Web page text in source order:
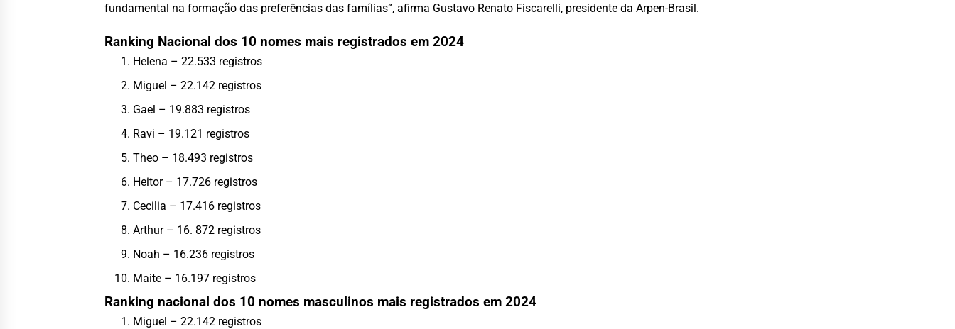
fundamental na formação das preferências das famílias”, afirma Gustavo Renato Fiscarelli, presidente da Arpen-Brasil.
Ranking Nacional dos 10 nomes mais registrados em 2024
Helena – 22.533 registros
Miguel – 22.142 registros
Gael – 19.883 registros
Ravi – 19.121 registros
Theo – 18.493 registros
Heitor – 17.726 registros
Cecilia – 17.416 registros
Arthur – 16. 872 registros
Noah – 16.236 registros
Maite – 16.197 registros
Ranking nacional dos 10 nomes masculinos mais registrados em 2024
Miguel – 22.142 registros